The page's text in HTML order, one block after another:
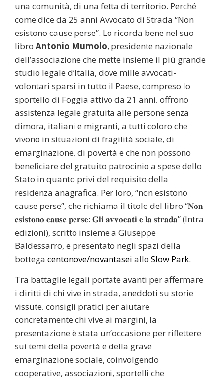
una comunità, di una fetta di territorio. Perché
come dice da 25 anni Avvocato di Strada “Non
esistono cause perse”. Lo ricorda bene nel suo
libro Antonio Mumolo, presidente nazionale
dell’associazione che mette insieme il più grande
studio legale d’Italia, dove mille avvocati-
volontari sparsi in tutto il Paese, compreso lo
sportello di Foggia attivo da 21 anni, offrono
assistenza legale gratuita alle persone senza
dimora, italiani e migranti, a tutti coloro che
vivono in situazioni di fragilità sociale, di
emarginazione, di povertà e che non possono
beneficiare del gratuito patrocinio a spese dello
Stato in quanto privi del requisito della
residenza anagrafica. Per loro, “non esistono
cause perse”, che richiama il titolo del libro “𝐍𝐨𝐧
𝐞𝐬𝐢𝐬𝐭𝐨𝐧𝐨 𝐜𝐚𝐮𝐬𝐞 𝐩𝐞𝐫𝐬𝐞: 𝐆𝐥𝐢 𝐚𝐯𝐯𝐨𝐜𝐚𝐭𝐢 𝐞 𝐥𝐚 𝐬𝐭𝐫𝐚𝐝𝐚” (Intra
edizioni), scritto insieme a Giuseppe
Baldessarro, e presentato negli spazi della
bottega centonove/novantasei allo Slow Park.
Tra battaglie legali portate avanti per affermare
i diritti di chi vive in strada, aneddoti su storie
vissute, consigli pratici per aiutare
concretamente chi vive ai margini, la
presentazione è stata un’occasione per riflettere
sui temi della povertà e della grave
emarginazione sociale, coinvolgendo
cooperative, associazioni, sportelli che